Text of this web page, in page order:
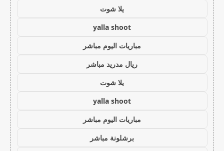
يلا شوت
yalla shoot
مباريات اليوم مباشر
ريال مدريد مباشر
يلا شوت
yalla shoot
مباريات اليوم مباشر
برشلونة مباشر